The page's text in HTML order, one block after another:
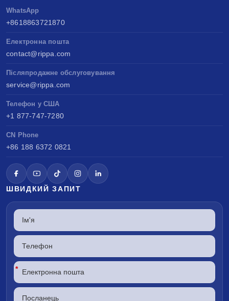
WhatsApp
+8618863721870
Електронна пошта
contact@rippa.com
Післяпродажне обслуговування
service@rippa.com
Телефон у США
+1 877-747-7280
CN Phone
+86 188 6372 0821
ШВИДКИЙ ЗАПИТ
*